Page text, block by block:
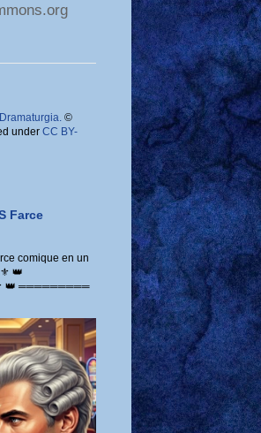
©
under CC BY-
Farce
comique en un
⚜️ 👑
═════════